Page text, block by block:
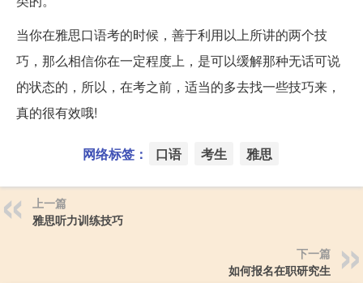
当你在雅思口语考的时候，善于利用以上所讲的两个技
巧，那么相信你在一定程度上，是可以缓解那种无话可说
的状态的，所以，在考之前，适当的多去找一些技巧来，
真的很有效哦!
网络标签： 口语 考生 雅思
上一篇
雅思听力训练技巧
下一篇
如何报名在职研究生